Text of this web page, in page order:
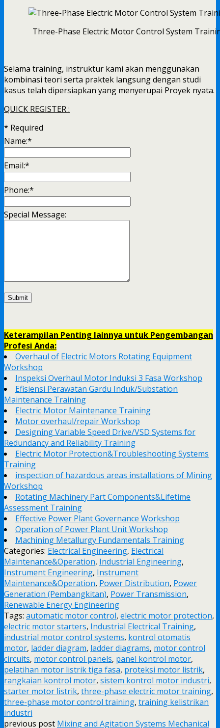
Three-Phase Electric Motor Control System
Selama training, instruktur kami akan menggunakan
kombinasi teori serta praktek langsung dengan studi
kasus telah dipersiapkan yang menyerupai Proyek nyata.
QUICK REGISTER :
* Required
Name:*
Email:*
Phone:*
Special Message:
Keterampilan Penting lainnya untuk Pengembangan
Profesi Anda:
Overhaul of Electric Motors Rotating Equipment
Workshop
Inspeksi Overhaul Motor Induksi 3 Fasa Workshop
Efisiensi Perawatan Gardu Induk/Substation
Maintenance Training
Electric Motor Maintenance Training
Motor overhaul/repair Workshop
Designing Variable Speed Drive/VSD Systems for
Redundancy and Reliability Training
Electric Motor Protection&Troubleshooting Systems
Training
inspection of hazardous areas installations of Mining
Workshop
Rotating Machinery Part Components&Lifetime
Assessment Training
Effective Power Plant Governance Workshop
Operation of Power Plant Unit Workshop
Machining Metallurgy Fundamentals Training
Categories: Electrical Engineering, Electrical
Maintenance&Operation, Industrial Engineering,
Instrument Engineering, Instrument
Maintenance&Operation, Power Distribution, Power
Generation (Pembangkitan), Power Transmission,
Renewable Energy Engineering
Tags: automatic motor control, electric motor protection,
electric motor starters, Industrial Electrical Training,
industrial motor control systems, kontrol otomatis
motor, ladder diagram, ladder diagrams, motor control
circuits, motor control panels, panel kontrol motor,
pelatihan motor listrik tiga fasa, proteksi motor listrik,
rangkaian kontrol motor, sistem kontrol motor industri,
starter motor listrik, three-phase electric motor training,
three-phase motor control training, training kelistrikan
industri
previous post Mixing and Agitation Systems Mechanical